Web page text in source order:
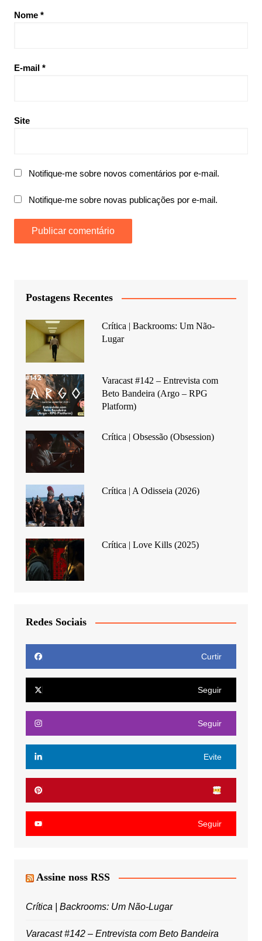
Nome *
E-mail *
Site
Notifique-me sobre novos comentários por e-mail.
Notifique-me sobre novas publicações por e-mail.
Postagens Recentes
Crítica | Backrooms: Um Não-
Lugar
Varacast #142 – Entrevista com
Beto Bandeira (Argo – RPG
Platform)
Crítica | Obsessão (Obsession)
Crítica | A Odisseia (2026)
Crítica | Love Kills (2025)
Redes Sociais
Curtir
Seguir
Seguir
Evite
Seguir
Assine noss RSS
Crítica | Backrooms: Um Não-Lugar
Varacast #142 – Entrevista com Beto Bandeira